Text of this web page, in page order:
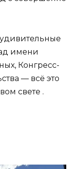
имени
Конгресс-
— всё это
свете .